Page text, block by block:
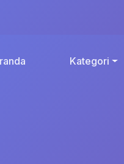
Kategori